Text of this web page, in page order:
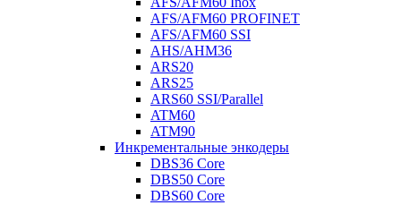
AFS/AFM60 PROFINET
AFS/AFM60 SSI
AHS/AHM36
ARS20
ARS25
ARS60 SSI/Parallel
ATM60
ATM90
Инкрементальные энкодеры
DBS36 Core
DBS50 Core
DBS60 Core